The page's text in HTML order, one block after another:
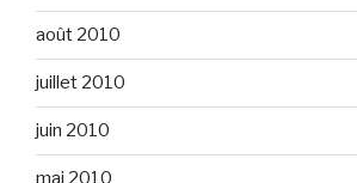
août 2010
juillet 2010
juin 2010
mai 2010